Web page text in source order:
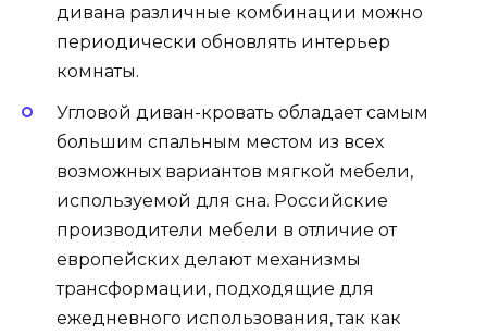
дивана различные комбинации можно
периодически обновлять интерьер
комнаты.
Угловой диван-кровать обладает самым
большим спальным местом из всех
возможных вариантов мягкой мебели,
используемой для сна. Российские
производители мебели в отличие от
европейских делают механизмы
трансформации, подходящие для
ежедневного использования, так как